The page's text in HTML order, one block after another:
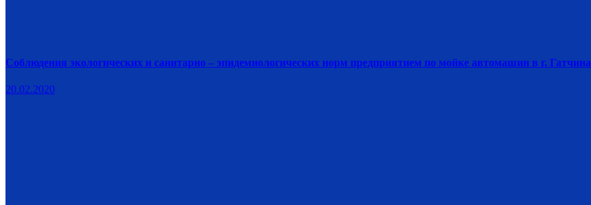
Соблюдения экологических и санитарно – эпидемиологических норм предприятием по мойке автомашин в г. Гатчина
20.02.2020